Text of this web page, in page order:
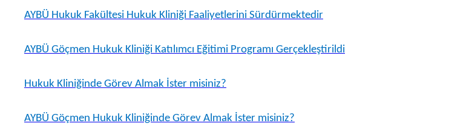
AYBÜ Hukuk Fakültesi Hukuk Kliniği Faaliyetlerini Sürdürmektedir
AYBÜ Göçmen Hukuk Kliniği Katılımcı Eğitimi Programı Gerçekleştirildi
Hukuk Kliniğinde Görev Almak İster misiniz?
AYBÜ Göçmen Hukuk Kliniğinde Görev Almak İster misiniz?